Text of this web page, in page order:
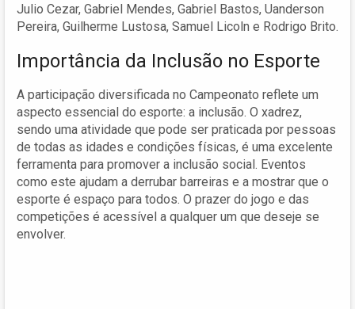
Julio Cezar, Gabriel Mendes, Gabriel Bastos, Uanderson
Pereira, Guilherme Lustosa, Samuel Licoln e Rodrigo Brito.
Importância da Inclusão no Esporte
A participação diversificada no Campeonato reflete um
aspecto essencial do esporte: a inclusão. O xadrez,
sendo uma atividade que pode ser praticada por pessoas
de todas as idades e condições físicas, é uma excelente
ferramenta para promover a inclusão social. Eventos
como este ajudam a derrubar barreiras e a mostrar que o
esporte é espaço para todos. O prazer do jogo e das
competições é acessível a qualquer um que deseje se
envolver.